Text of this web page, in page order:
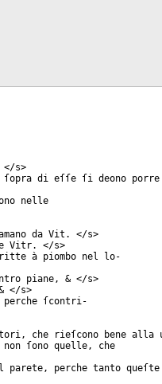
</s>
di eſſe ſi deono
nelle
da Vit. </s>
Vitr. </s>
à piombo nel lo-
piane, & </s>
</s>
ſcontri-
che rieſcono bene
non ſono quelle, che
perche tanto queſte